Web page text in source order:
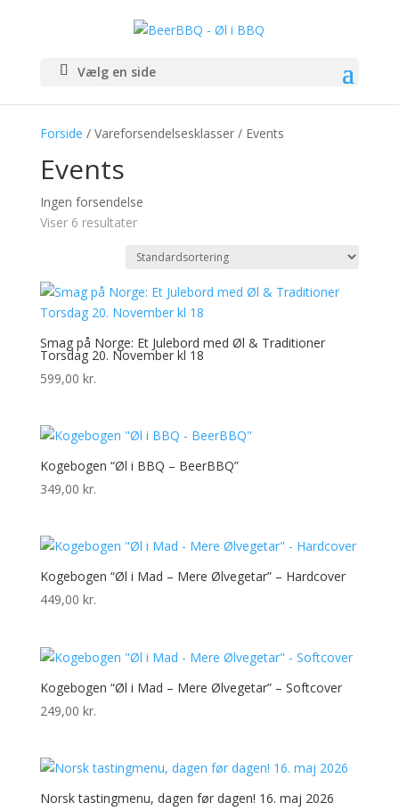
Vælg en side
Forside / Vareforsendelsesklasser / Events
Events
Ingen forsendelse
Viser 6 resultater
Smag på Norge: Et Julebord med Øl & Traditioner
Torsdag 20. November kl 18
599,00 kr.
Kogebogen “Øl i BBQ – BeerBBQ”
349,00 kr.
Kogebogen “Øl i Mad – Mere Ølvegetar” – Hardcover
449,00 kr.
Kogebogen “Øl i Mad – Mere Ølvegetar” – Softcover
249,00 kr.
Norsk tastingmenu, dagen før dagen! 16. maj 2026